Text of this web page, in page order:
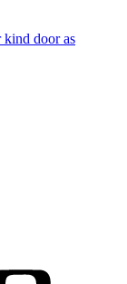
kind door as